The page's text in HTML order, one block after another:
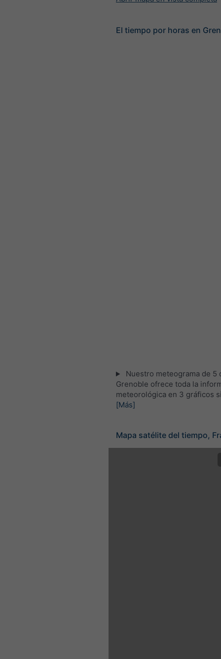
El tiempo por horas en
Nuestro meteograma de 5
Grenoble ofrece toda la
meteorológica en 3 gráficos
[Más]
Mapa satélite del tiempo,